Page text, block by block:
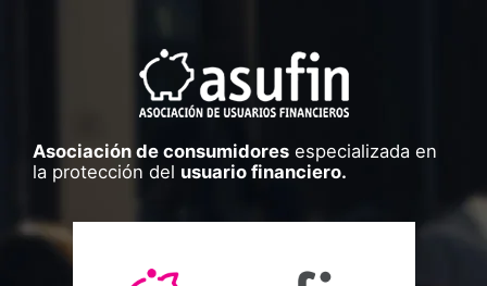
Asociación de consumidores especializada en
la protección del usuario financiero.